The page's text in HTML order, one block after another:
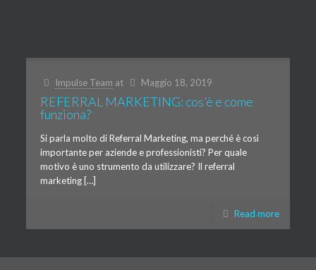
Impulse Team at Maggio 18, 2019
REFERRAL MARKETING: cos’è e come
funziona?
Si parla molto di Referral Marketing, ma perché è così
importante per aziende e professionisti? Per quale
motivo è uno strumento da utilizzare? Il referral
marketing […]
Read more